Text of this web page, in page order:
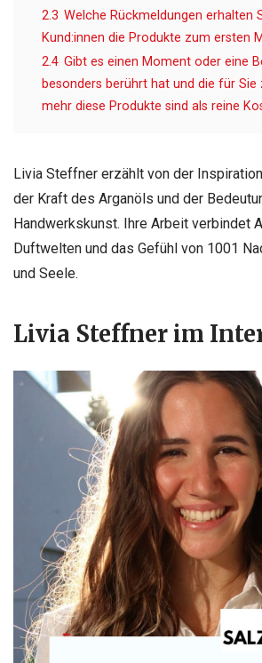
2.3 Welche Rückmeldungen erhalten
Kund:innen die Produkte zum ersten
2.4 Gibt es einen Moment oder eine
besonders berührt hat und die für Sie
mehr diese Produkte sind als reine
Livia Steffner erzählt von der
der Kraft des Arganöls und der
Handwerkskunst. Ihre Arbeit verbindet
Duftwelten und das Gefühl von 1001
und Seele.
Livia Steffner im